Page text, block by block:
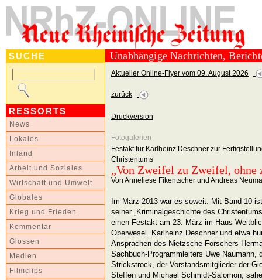
SUCHE
RESSORTS
News
Lokales
Inland
Arbeit und Soziales
Wirtschaft und Umwelt
Globales
Krieg und Frieden
Kommentar
Glossen
Medien
Filmclips
Unabhängige Nachrichten,
Aktueller Online-Flyer vom 09. August 2026
zurück
Druckversion
Fotogalerien
Festakt für Karlheinz Deschner zur
Christentums
„Von Zweifel zu Zweifel, ohne
Von Anneliese Fikentscher und Andreas
Im März 2013 war es soweit. Mit Band 10
seiner „Kriminalgeschichte des
einen Festakt am 23. März im Haus
Oberwesel. Karlheinz Deschner und etwa
Ansprachen des Nietzsche-Forschers
Sachbuch-Programmleiters Uwe Naumann,
Strickstrock, der Vorstandsmitglieder der
Steffen und Michael Schmidt-Salomon,